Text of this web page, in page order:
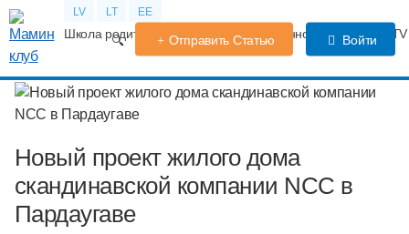
LV LT EE
Школа родителей Календарь беременности Форум
Отправить Статью Войти
Новый проект жилого дома
скандинавской компании NCC в
Пардаугаве